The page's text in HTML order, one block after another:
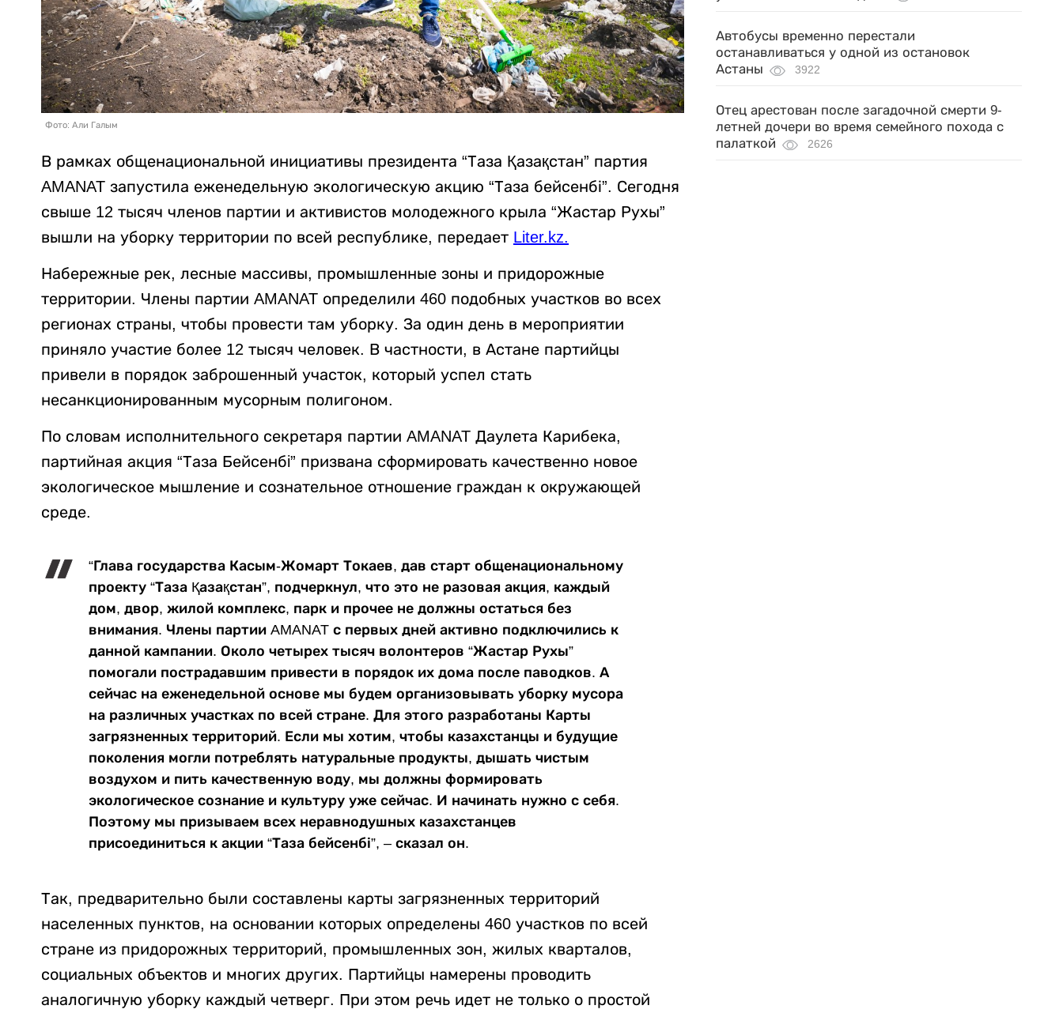
Фото: Али Галым
В рамках общенациональной инициативы президента “Таза Қазақстан” партия
AMANAT запустила еженедельную экологическую акцию “Таза бейсенбі”. Сегодня
свыше 12 тысяч членов партии и активистов молодежного крыла “Жастар Рухы”
вышли на уборку территории по всей республике, передает Liter.kz.
Набережные рек, лесные массивы, промышленные зоны и придорожные
территории. Члены партии AMANAT определили 460 подобных участков во всех
регионах страны, чтобы провести там уборку. За один день в мероприятии
приняло участие более 12 тысяч человек. В частности, в Астане партийцы
привели в порядок заброшенный участок, который успел стать
несанкционированным мусорным полигоном.
По словам исполнительного секретаря партии AMANAT Даулета Карибека,
партийная акция “Таза Бейсенбi” призвана сформировать качественно новое
экологическое мышление и сознательное отношение граждан к окружающей
среде.
“Глава государства Касым-Жомарт Токаев, дав старт общенациональному
проекту “Таза Қазақстан”, подчеркнул, что это не разовая акция, каждый
дом, двор, жилой комплекс, парк и прочее не должны остаться без
внимания. Члены партии AMANAT с первых дней активно подключились к
данной кампании. Около четырех тысяч волонтеров “Жастар Рухы”
помогали пострадавшим привести в порядок их дома после паводков. А
сейчас на еженедельной основе мы будем организовывать уборку мусора
на различных участках по всей стране. Для этого разработаны Карты
загрязненных территорий. Если мы хотим, чтобы казахстанцы и будущие
поколения могли потреблять натуральные продукты, дышать чистым
воздухом и пить качественную воду, мы должны формировать
экологическое сознание и культуру уже сейчас. И начинать нужно с себя.
Поэтому мы призываем всех неравнодушных казахстанцев
присоединиться к акции “Таза бейсенбі”, – сказал он.
Так, предварительно были составлены карты загрязненных территорий
населенных пунктов, на основании которых определены 460 участков по всей
стране из придорожных территорий, промышленных зон, жилых кварталов,
социальных объектов и многих других. Партийцы намерены проводить
аналогичную уборку каждый четверг. При этом речь идет не только о простой
Автобусы временно перестали
останавливаться у одной из остановок
Астаны
3922
Отец арестован после загадочной смерти 9-
летней дочери во время семейного похода с
палаткой
2626